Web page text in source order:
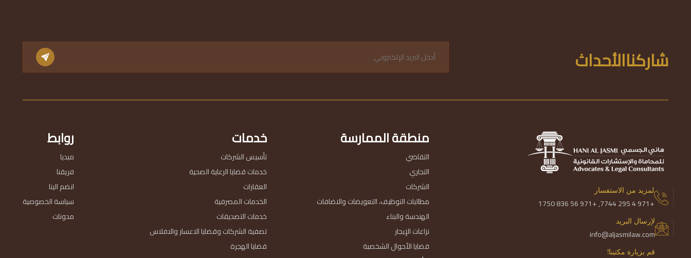
شاركناالأحداث
لمزيد من الاستفسار
+971 4 295 7744,
+971 56 836 1750
لإرسال البريد
info@aljasmilaw.com
قم بزيارة مكتبنا!
منطقة الممارسة
التقاضي
التجاري
الشركات
مطالبات التوظيف، التعويضات والاضافات
الهندسة والبناء
نزاعات الإيجار
قضايا الأحوال الشخصية
خدمات
تأسيس الشركات
خدمات قضايا الرعاية الصحية
العقارات
الخدمات المصرفية
خدمات التصديقات
تصفية الشركات وقضايا الاعسار والافلاس
قضايا الهجرة
روابط
ميديا
فريقنا
انضم الينا
سياسة الخصوصية
مدونات